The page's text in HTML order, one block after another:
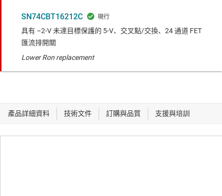
SN74CBT16212C
具有 –2-V 未達目標保護的 5-V、交叉點/交換、24 通道 FET
匯流排開關
Lower Ron replacement